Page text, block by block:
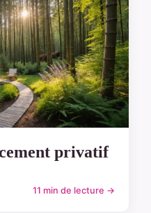
privatif
11 min de lecture →